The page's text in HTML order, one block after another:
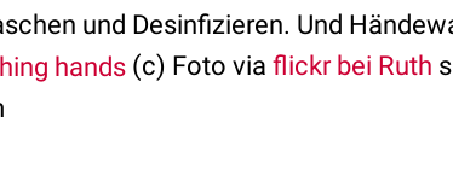
und Desinfizieren. Und
(c) Foto via flickr bei Ruth